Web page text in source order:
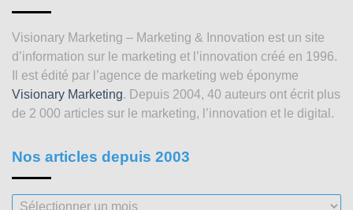
Visionary Marketing – Marketing & Innovation est un site
d’information sur le marketing et l’innovation créé en 1996.
Il est édité par l’agence de marketing web éponyme
Visionary Marketing. Depuis 2004, 40 auteurs ont écrit plus
de 2 000 articles sur le marketing, l’innovation et le digital.
Nos articles depuis 2003
Nos